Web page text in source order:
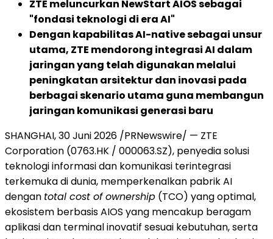
ZTE meluncurkan NewStart AIOS sebagai
"fondasi teknologi di era AI"
Dengan kapabilitas AI-native sebagai unsur
utama, ZTE mendorong integrasi AI dalam
jaringan yang telah digunakan melalui
peningkatan arsitektur dan inovasi pada
berbagai skenario utama guna membangun
jaringan komunikasi generasi baru
SHANGHAI, 30 Juni 2026 /PRNewswire/ — ZTE
Corporation (0763.HK / 000063.SZ), penyedia solusi
teknologi informasi dan komunikasi terintegrasi
terkemuka di dunia, memperkenalkan pabrik AI
dengan total cost of ownership (TCO) yang optimal,
ekosistem berbasis AIOS yang mencakup beragam
aplikasi dan terminal inovatif sesuai kebutuhan, serta